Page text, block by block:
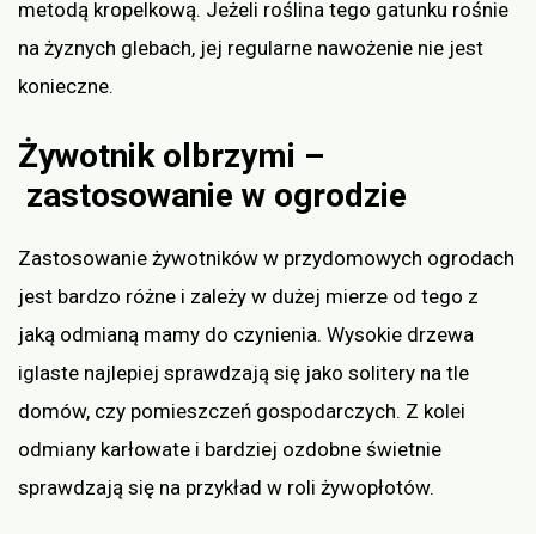
metodą kropelkową. Jeżeli roślina tego gatunku rośnie
na żyznych glebach, jej regularne nawożenie nie jest
konieczne.
Żywotnik olbrzymi –
zastosowanie w ogrodzie
Zastosowanie żywotników w przydomowych ogrodach
jest bardzo różne i zależy w dużej mierze od tego z
jaką odmianą mamy do czynienia. Wysokie drzewa
iglaste najlepiej sprawdzają się jako solitery na tle
domów, czy pomieszczeń gospodarczych. Z kolei
odmiany karłowate i bardziej ozdobne świetnie
sprawdzają się na przykład w roli żywopłotów.